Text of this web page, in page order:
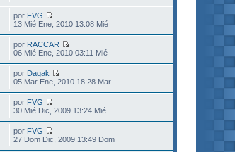
por FVG
13 Mié Ene, 2010 13:08 Mié
por RACCAR
06 Mié Ene, 2010 03:11 Mié
por Dagak
05 Mar Ene, 2010 18:28 Mar
por FVG
30 Mié Dic, 2009 13:24 Mié
por FVG
27 Dom Dic, 2009 13:49 Dom